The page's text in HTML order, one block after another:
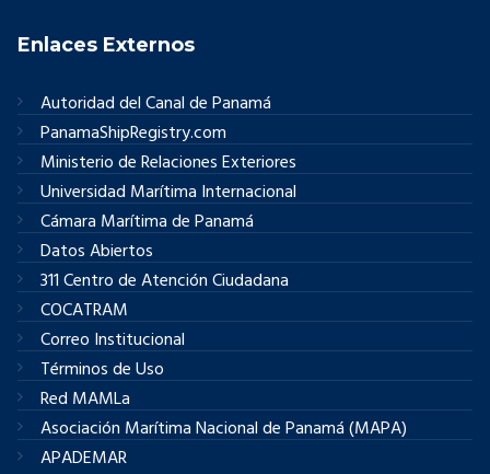
Enlaces Externos
Autoridad del Canal de Panamá
PanamaShipRegistry.com
Ministerio de Relaciones Exteriores
Universidad Marítima Internacional
Cámara Marítima de Panamá
Datos Abiertos
311 Centro de Atención Ciudadana
COCATRAM
Correo Institucional
Términos de Uso
Red MAMLa
Asociación Marítima Nacional de Panamá (MAPA)
APADEMAR